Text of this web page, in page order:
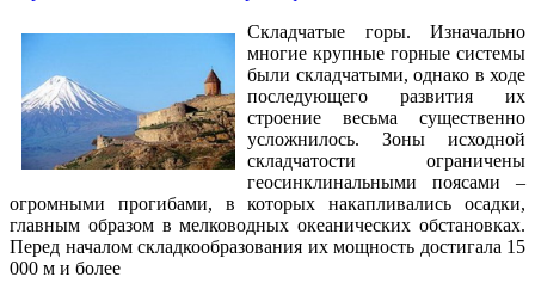
Складчатые горы. Изначально
многие крупные горные системы
были складчатыми, однако в ходе
последующего развития их
строение весьма существенно
усложнилось. Зоны исходной
складчатости ограничены
геосинклинальными поясами –
огромными прогибами, в которых накапливались осадки,
главным образом в мелководных океанических обстановках.
Перед началом складкообразования их мощность достигала 15
000 м и более